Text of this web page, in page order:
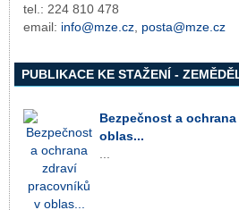
tel.: 224 810 478
email: info@mze.cz posta@mze.cz
PUBLIKACE KE STAŽENÍ -
Bezpečnost a
oblas...